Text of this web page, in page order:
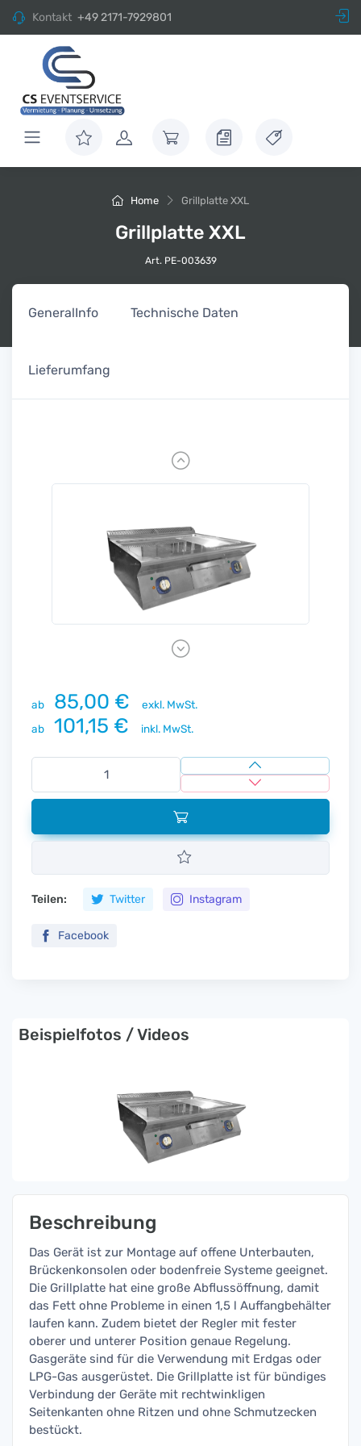
Kontakt +49 2171-7929801
Home Grillplatte XXL
Grillplatte XXL
Art. PE-003639
GeneralInfo Technische Daten
Lieferumfang
Previous
Next
ab 85,00 €
exkl. MwSt.
ab
101,15 € inkl. MwSt.
Teilen: Twitter Instagram
Facebook
Beispielfotos / Videos
Beschreibung
Das Gerät ist zur Montage auf offene Unterbauten,
Brückenkonsolen oder bodenfreie Systeme geeignet.
Die Grillplatte hat eine große Abflussöffnung, damit
das Fett ohne Probleme in einen 1,5 l Auffangbehälter
laufen kann. Zudem bietet der Regler mit fester
oberer und unterer Position genaue Regelung.
Gasgeräte sind für die Verwendung mit Erdgas oder
LPG-Gas ausgerüstet. Die Grillplatte ist für bündiges
Verbindung der Geräte mit rechtwinkligen
Seitenkanten ohne Ritzen und ohne Schmutzecken
bestückt.